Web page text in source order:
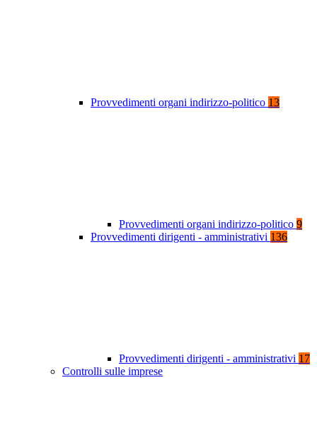
Provvedimenti organi indirizzo-politico 13
Provvedimenti organi indirizzo-politico 9
Provvedimenti dirigenti - amministrativi 136
Provvedimenti dirigenti - amministrativi 17
Controlli sulle imprese